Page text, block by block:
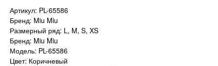
Артикул: PL-65586
Бренд: Miu Miu
Размерный ряд: L, M, S, XS
Бренд: Miu Miu
Модель: PL-65586
Цвет: Коричневый